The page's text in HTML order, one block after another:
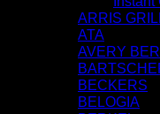
ARRIS
ATA
AVERY
BECKERS
BELOGIA